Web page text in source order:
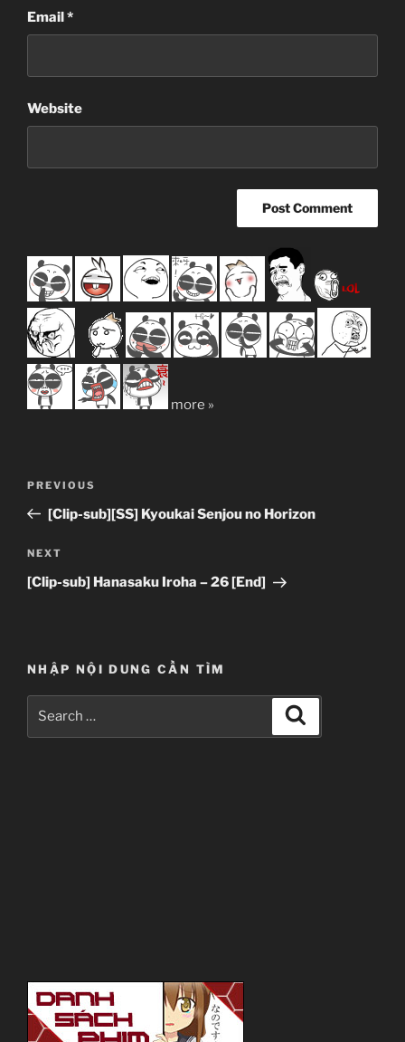
Email*
Website
more »
Previous
Post
PREVIOUS
[Clip-sub][SS] Kyoukai Senjou no Horizon
Next
Post
NEXT
[Clip-sub] Hanasaku Iroha – 26 [End]
NHẬP NỘI DUNG CẦN TÌM